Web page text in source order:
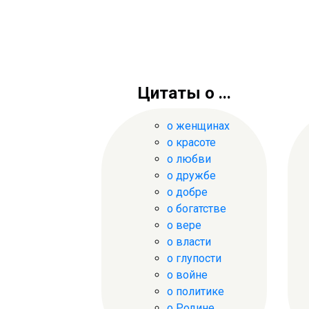
Цитаты о ...
о женщинах
о красоте
о любви
о дружбе
о добре
о богатстве
о вере
о власти
о глупости
о войне
о политике